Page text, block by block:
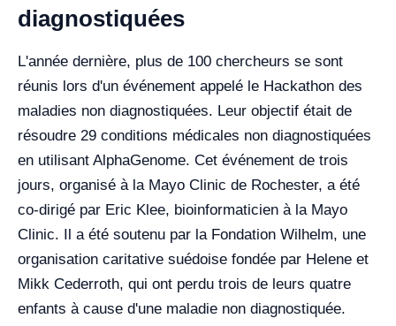
diagnostiquées
L'année dernière, plus de 100 chercheurs se sont
réunis lors d'un événement appelé le Hackathon des
maladies non diagnostiquées. Leur objectif était de
résoudre 29 conditions médicales non diagnostiquées
en utilisant AlphaGenome. Cet événement de trois
jours, organisé à la Mayo Clinic de Rochester, a été
co-dirigé par Eric Klee, bioinformaticien à la Mayo
Clinic. Il a été soutenu par la Fondation Wilhelm, une
organisation caritative suédoise fondée par Helene et
Mikk Cederroth, qui ont perdu trois de leurs quatre
enfants à cause d'une maladie non diagnostiquée.